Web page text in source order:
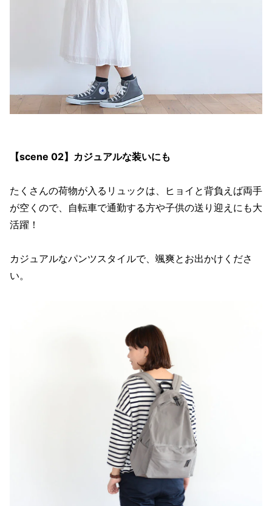
【scene 02】カジュアルな装いにも
たくさんの荷物が入るリュックは、ヒョイと背負えば両手
が空くので、自転車で通勤する方や子供の送り迎えにも大
活躍！
カジュアルなパンツスタイルで、颯爽とお出かけくださ
い。